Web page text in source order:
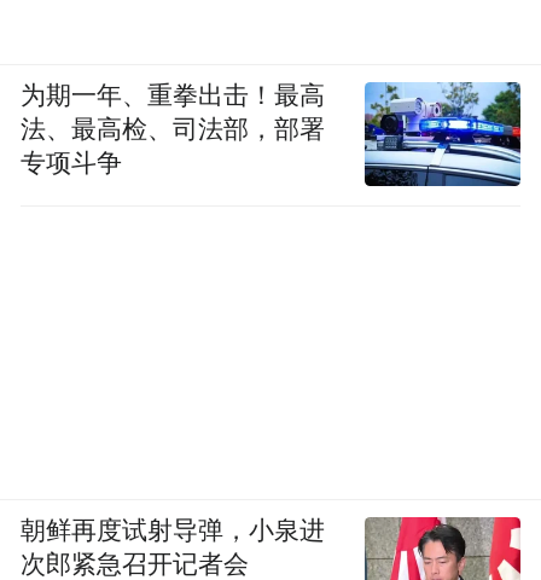
为期一年、重拳出击！最高
法、最高检、司法部，部署
专项斗争
朝鲜再度试射导弹，小泉进
次郎紧急召开记者会